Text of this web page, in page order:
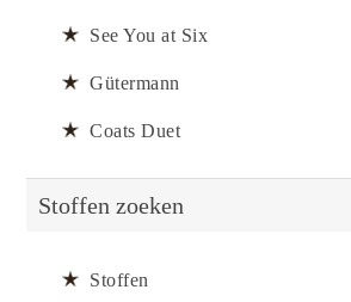
See You at Six
Gütermann
Coats Duet
Stoffen zoeken
Stoffen